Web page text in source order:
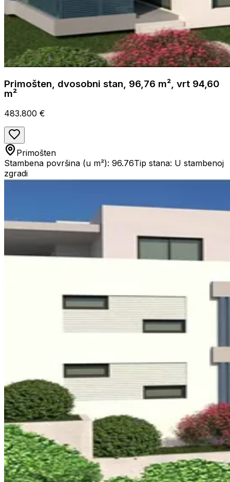
Primošten, dvosobni stan, 96,76 m², vrt 94,60
m²
483.800 €
Primošten
Stambena površina (u m²): 96.76Tip stana: U stambenoj
zgradi